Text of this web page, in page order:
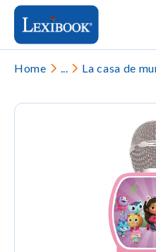
Home ... La casa de